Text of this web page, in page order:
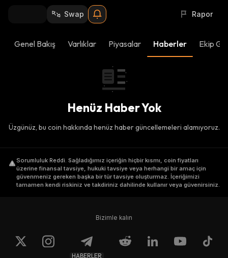
Swap Rapor
Genel Bakış Varlıklar Piyasalar Haberler Ekip
Henüz Haber Yok
Üzgünüz, bu coin hakkında henüz haber güncellemeleri alamıyoruz.
Sorumluluk Reddi. Sağladığımız içeriğin hiçbir kısmı, coin fiyatları
üzerine finansal tavsiye, hukuki tavsiye veya herhangi bir amaç için
güvenmeniz gereken başka bir tür tavsiye oluşturmaz. İçeriğimizi
tamamen kendi riskiniz ve takdiriniz dahilinde kullanır veya güvenirsiniz.
Bizimle kalın
HABERLER